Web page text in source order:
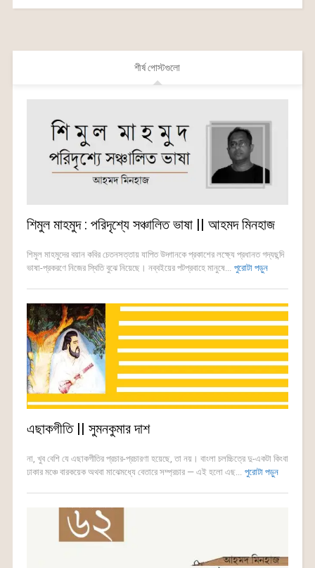
শীর্ষ পোস্টগুলো
শিমুল মাহমুদ : পরিদৃশ্যে সঞ্চালিত ভাষা || আহমদ মিনহাজ
শিমুল মাহমুদের বয়ান কবির চেতনসত্তায় যাপিত উদ্গানকে প্রকাশের লক্ষ্যে প্রধানত গদ্যছন্দি
ভাষা-প্রকরণে নিজের স্থিতি বুঝে নিয়েছে। নব্বইয়ের পটপ্রবাহে মানুষে... পুরোটা পড়ুন
এছাকগীতি || সুমনকুমার দাশ
না, খুব বেশি যে এছাকগীতির প্রচার-প্রচারণা হয়েছে, তা নয়। বাংলা চলচ্চিত্রে দু-একটা কিংবা
ঢাকার মঞ্চে বারকয়েক অথবা মাঝেমধ্যে বেতারে সম্প্রচার — এই হলো এছ... পুরোটা পড়ুন